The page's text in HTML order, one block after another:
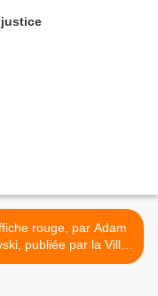
rouge, par Adam
publiée par la Ville
de Paris [ texte intégral III] >